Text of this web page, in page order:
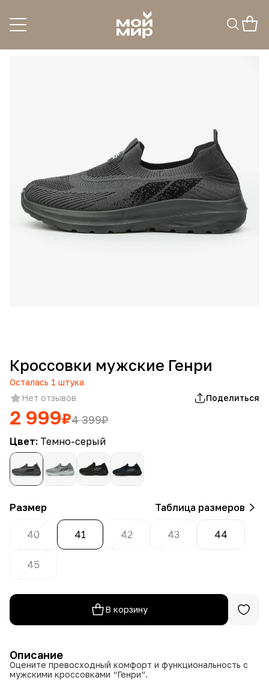
Кроссовки мужские Генри
Осталась 1 штука
Нет отзывов
Поделиться
2 999₽4 399₽
Цвет: Темно-серый
Размер Таблица размеров
40 41 42 43 44
45
В корзину
Описание
Оцените превосходный комфорт и функциональность с
мужскими кроссовками “Генри”.